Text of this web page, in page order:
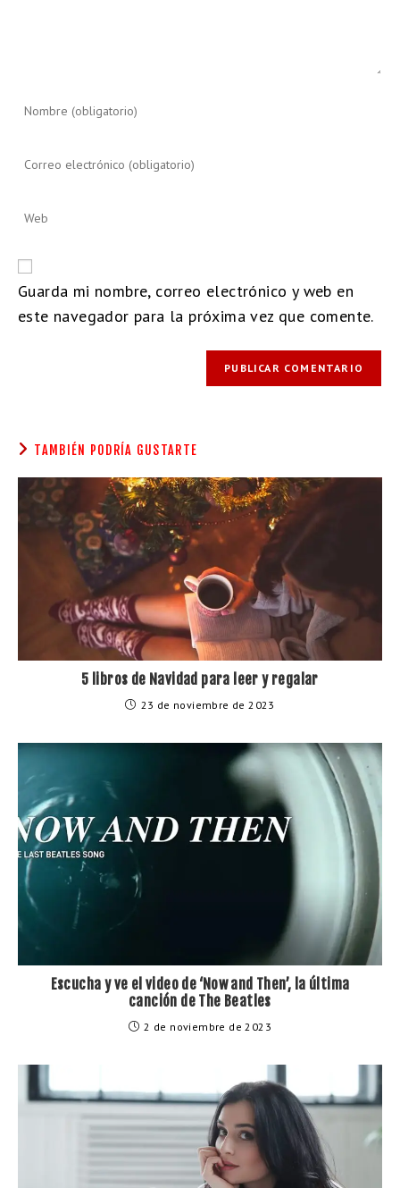
Guarda mi nombre, correo electrónico y web en
este navegador para la próxima vez que comente.
TAMBIÉN PODRÍA GUSTARTE
5 libros de Navidad para leer y regalar
23 de noviembre de 2023
Escucha y ve el video de ‘Now and Then’, la última
canción de The Beatles
2 de noviembre de 2023